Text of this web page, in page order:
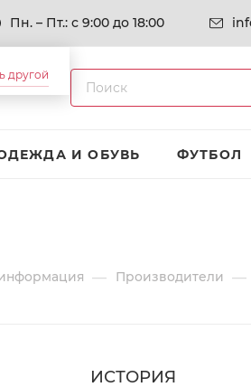
другой
Пн. – Пт.: с 9:00 до 18:00
И ОБУВЬ ФУТБОЛ
— Производители —
ИСТОРИЯ